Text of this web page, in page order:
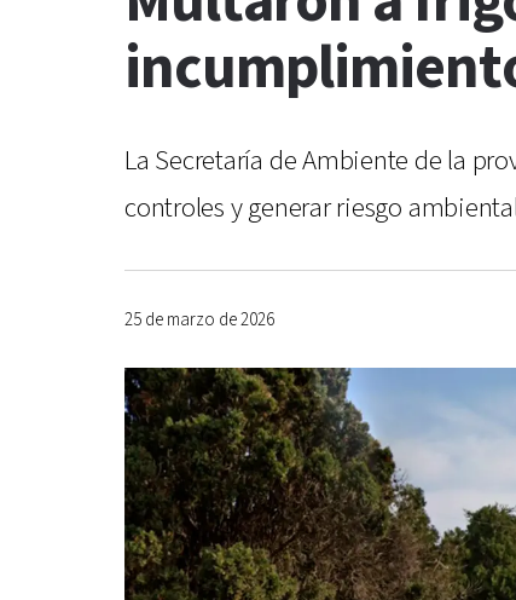
La Secretaría de Ambiente de la
controles y generar riesgo
25 de marzo de 2026